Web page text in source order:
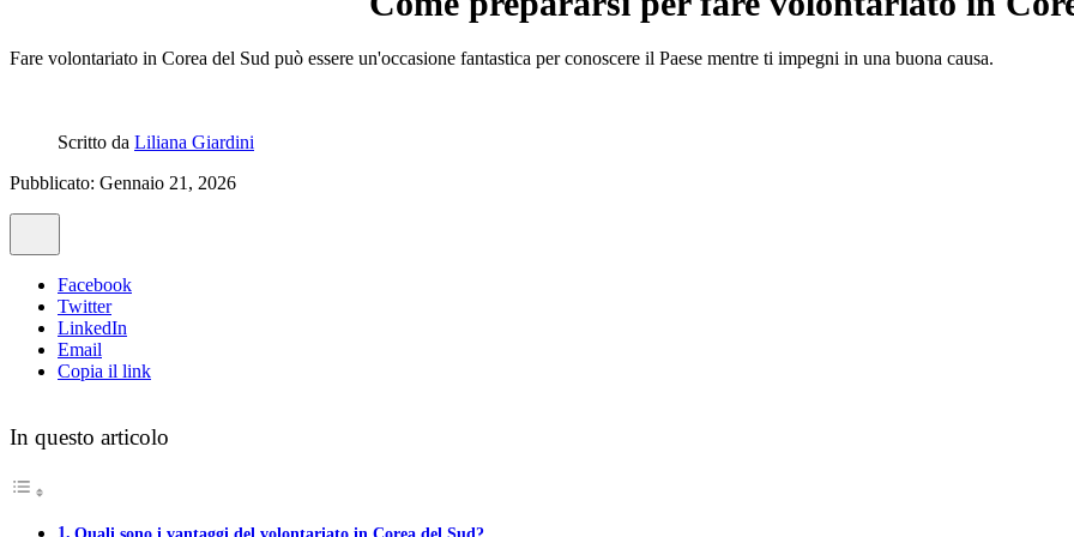
Fare volontariato in Corea del Sud può essere un'occasione fantastica per conoscere il Paese mentre ti impegni in una buona causa.
Scritto da Liliana Giardini
Pubblicato: Gennaio 21, 2026
Facebook
Twitter
LinkedIn
Email
Copia il link
In questo articolo
Quali sono i vantaggi del volontariato in Corea del Sud?